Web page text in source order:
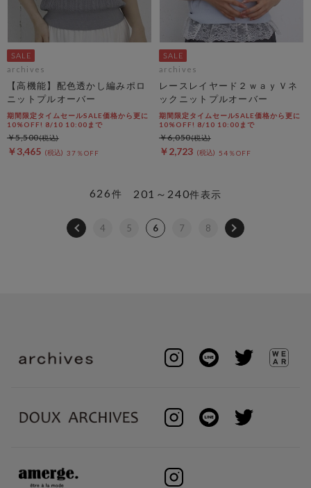
archives
【高機能】配色透かし編みポロ
ニットプルオーバー
期間限定タイムセールSALE価格から更に
10%OFF! 8/10 10:00まで
￥3,465 37％OFF
￥5,500
archives
レースレイヤード２ｗａｙＶネ
ックニットプルオーバー
期間限定タイムセールSALE価格から更に
10%OFF! 8/10 10:00まで
￥2,723 54％OFF
￥6,050
201～240件表示
626件
4 5 6 7 8